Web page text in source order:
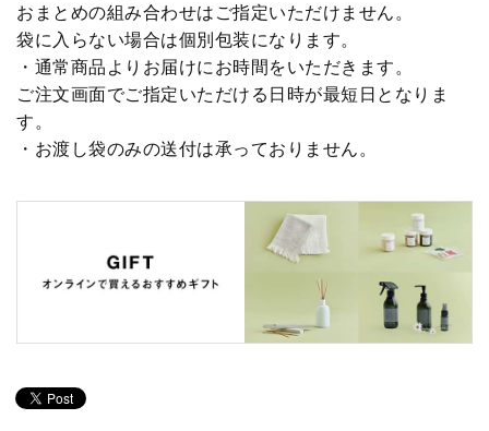
おまとめの組み合わせはご指定いただけません。
袋に入らない場合は個別包装になります。
・通常商品よりお届けにお時間をいただきます。
ご注文画面でご指定いただける日時が最短日となりま
す。
・お渡し袋のみの送付は承っておりません。